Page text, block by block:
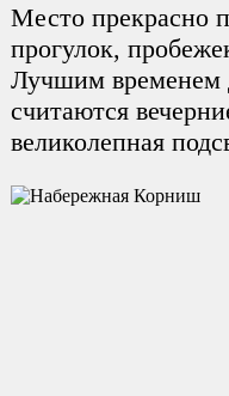
Место прекрасно
прогулок,
Лучшим временем
считаются
великолепная